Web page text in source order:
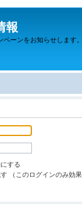
報
ペーンをお知らせします
する
（このログインのみ効